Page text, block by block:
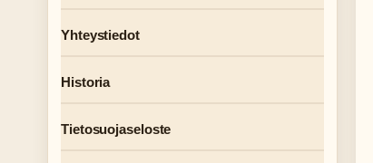
Yhteystiedot
Historia
Tietosuojaseloste